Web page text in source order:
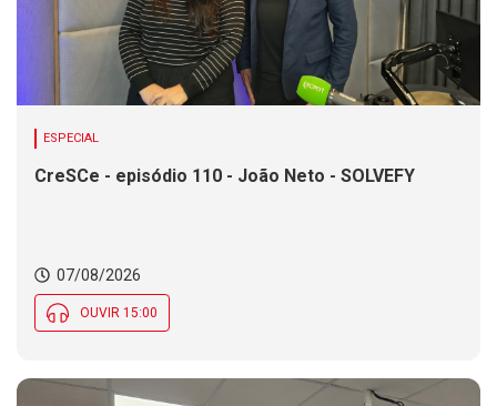
ESPECIAL
CreSCe - episódio 110 - João Neto - SOLVEFY
07/08/2026
OUVIR 15:00